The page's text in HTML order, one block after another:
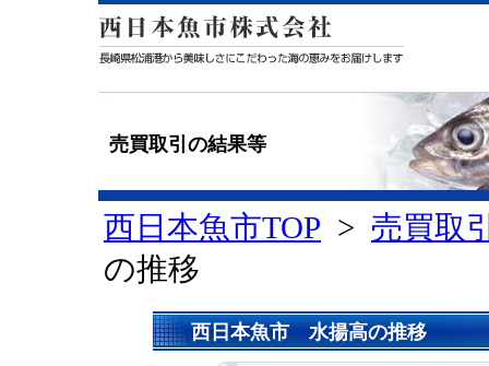
売買取引の結果等
西日本魚市TOP > 売買取
の推移
西日本魚市 水揚高の推移